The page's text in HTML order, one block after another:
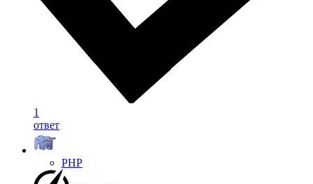
1
ответ
PHP